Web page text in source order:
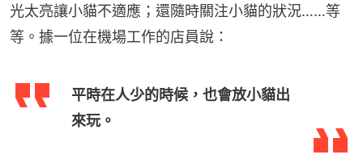
光太亮讓小貓不適應；還隨時關注小貓的狀況……等
等。據一位在機場工作的店員說：
平時在人少的時候，也會放小貓出
來玩。